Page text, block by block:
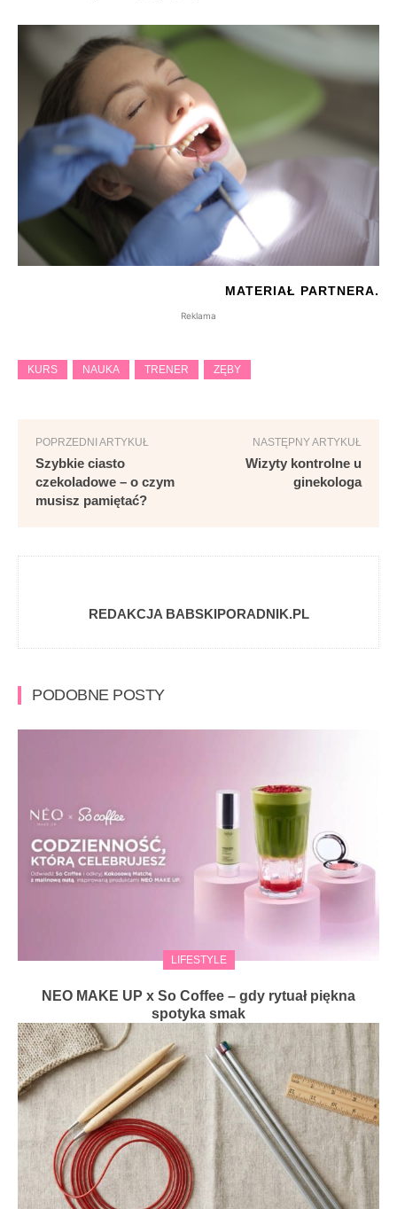
MATERIAŁ PARTNERA.
Reklama
KURS NAUKA TRENER ZĘBY
POPRZEDNI ARTYKUŁ
Szybkie ciasto
czekoladowe – o czym
musisz pamiętać?
NASTĘPNY ARTYKUŁ
Wizyty kontrolne u
ginekologa
REDAKCJA BABSKIPORADNIK.PL
PODOBNE POSTY
LIFESTYLE
NEO MAKE UP x So Coffee – gdy rytuał piękna
spotyka smak